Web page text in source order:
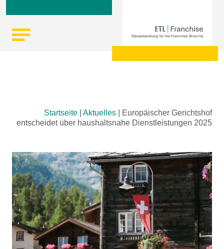
content
Startseite Aktuelles
Europäischer Gerichtshof
entscheidet über haushaltsnahe Dienstleistungen 2025